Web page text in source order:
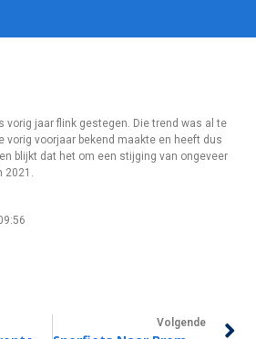
vorig jaar flink gestegen. Die trend was al te
vorig voorjaar bekend maakte en heeft dus
blijkt dat het om een stijging van ongeveer
Volgende